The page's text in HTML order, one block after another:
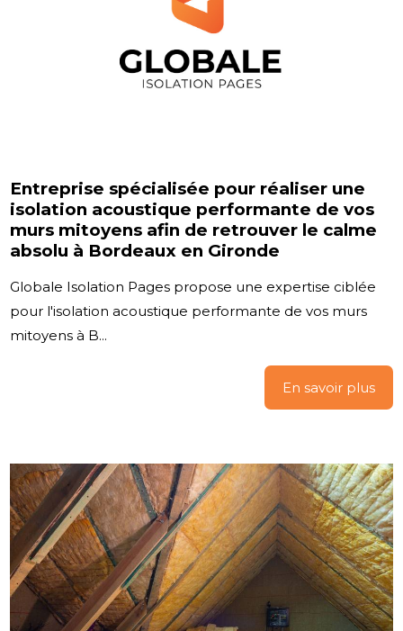
Entreprise spécialisée pour réaliser une
isolation acoustique performante de vos
murs mitoyens afin de retrouver le calme
absolu à Bordeaux en Gironde
Globale Isolation Pages propose une expertise ciblée
pour l'isolation acoustique performante de vos murs
mitoyens à B...
En savoir plus